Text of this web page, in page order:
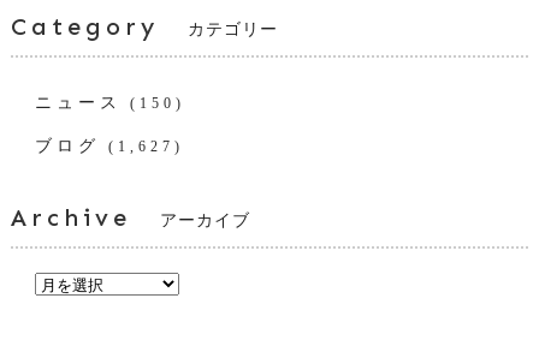
Category カテゴリー
ニュース (150)
ブログ (1,627)
Archive アーカイブ